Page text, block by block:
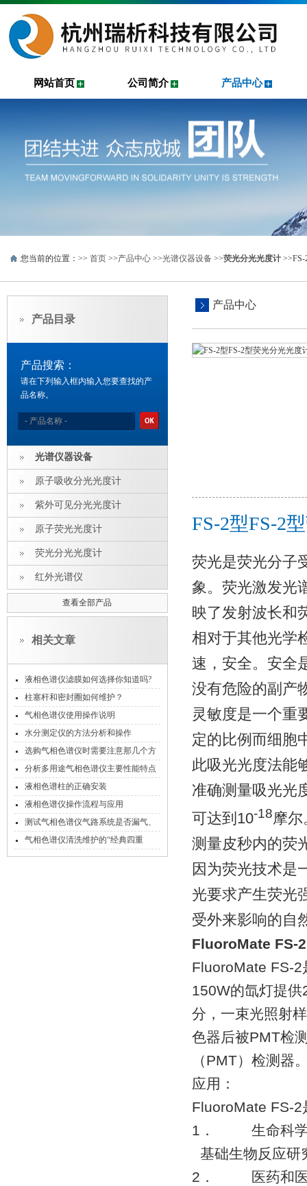
网站首页 公司简介 产品中心
您当前的位置：>> 首页 >>产品中心 >>光谱仪器设备 >>荧光分光光度计
产品目录
产品搜索：
请在下列输入框内输入您要查找的产
品名称。
光谱仪器设备
原子吸收分光光度计
紫外可见分光光度计
原子荧光光度计
荧光分光光度计
红外光谱仪
查看全部产品
相关文章
液相色谱仪滤膜如何选择你知道吗?
柱塞杆和密封圈如何维护？
气相色谱仪使用操作说明
水分测定仪的方法分析和操作
选购气相色谱仪时需要注意那几个方
面
分析多用途气相色谱仪主要性能特点
液相色谱柱的正确安装
液相色谱仪操作流程与应用
测试气相色谱仪气路系统是否漏气、
你真的会了？
气相色谱仪清洗维护的“经典四重
奏”，你值得拥有。
产品中心
FS-2型FS-2
荧光是荧光分子
象。荧光激发光
映了发射波长和
相对于其他光学
速，安全。安全
没有危险的副产
灵敏度是一个重
定的比例而细胞
此吸光光度法能
准确测量吸光光
可达到10-18摩
测量皮秒内的荧
因为荧光技术是
光要求产生荧光
受外来影响的自
FluoroMate FS-
FluoroMate FS-2
150W的氙灯提
分，一束光照射
色器后被PMT检
（PMT）检测器
应用：
FluoroMate FS-2
1． 生命科
基础生物反应研
2． 医药和